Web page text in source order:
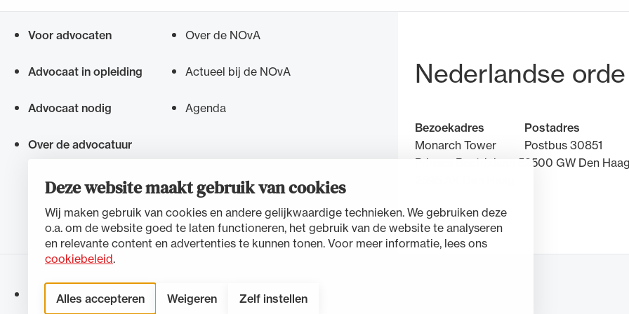
Deze website maakt gebruik van cookies
Wij maken gebruik van cookies en andere gelijkwaardige technieken. We gebruiken deze
o.a. om de website goed te laten functioneren, het gebruik van de website te analyseren
en relevante content en advertenties te kunnen tonen. Voor meer informatie, lees ons
cookiebeleid.
Alles accepteren Weigeren Zelf instellen
Snel navigeren naar
Voor advocaten
Advocaat in opleiding
Advocaat nodig
Over de advocatuur
Over de NOvA
Actueel bij de NOvA
Agenda
Bezoek- en
Nederlandse
Bezoekadres
Monarch Tower
Prinses Beatrixlaan 5
Postadres
Postbus 30851
2500 GW Den Haag
Contact
ToegankelijkheidsverklaringDisclaimer Privacystatement